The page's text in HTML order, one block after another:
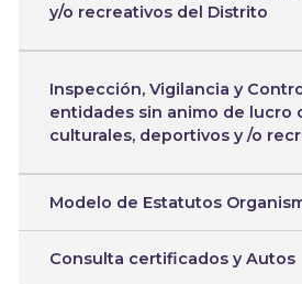
y/o recreativos del Distrito
Inspección, Vigilancia y
entidades sin animo de lucro
culturales, deportivos y /o
Modelo de Estatutos
Consulta certificados y Autos